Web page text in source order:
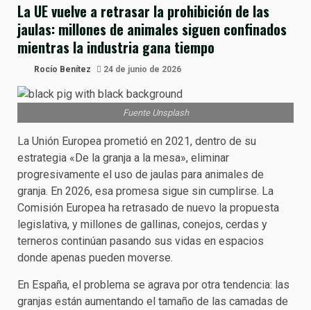
La UE vuelve a retrasar la prohibición de las
jaulas: millones de animales siguen confinados
mientras la industria gana tiempo
Rocío Benítez 24 de junio de 2026
Fuente Unsplash
La Unión Europea prometió en 2021, dentro de su
estrategia «De la granja a la mesa», eliminar
progresivamente el uso de jaulas para animales de
granja. En 2026, esa promesa sigue sin cumplirse. La
Comisión Europea ha retrasado de nuevo la propuesta
legislativa, y millones de gallinas, conejos, cerdas y
terneros continúan pasando sus vidas en espacios
donde apenas pueden moverse.
En España, el problema se agrava por otra tendencia: las
granjas están aumentando el tamaño de las camadas de